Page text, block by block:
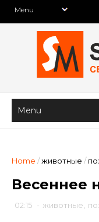
Home /животные /
Весеннее
02:15 - животные